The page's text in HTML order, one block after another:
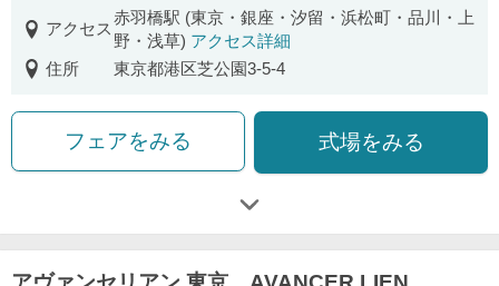
アクセス
赤羽橋駅 (東京・銀座・汐留・浜松町・品川・上
野・浅草) アクセス詳細
住所
東京都港区芝公園3-5-4
フェアをみる 式場をみる